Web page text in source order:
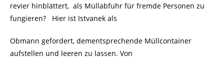
revier hinblättert, als Müllabfuhr für fremde Personen zu
fungieren? Hier ist Istvanek als
Obmann gefordert, dementsprechende Müllcontainer
aufstellen und leeren zu lassen. Von